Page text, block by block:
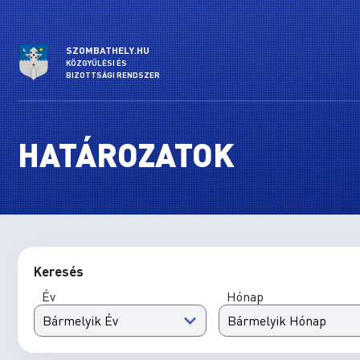
SZOMBATHELY.HU
KÖZGYŰLÉSI ÉS
BIZOTTSÁGI RENDSZER
HATÁROZATOK
Keresés
Év
Hónap